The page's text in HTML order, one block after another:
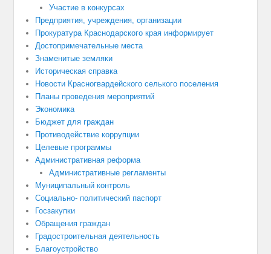
Участие в конкурсах
Предприятия, учреждения, организации
Прокуратура Краснодарского края информирует
Достопримечательные места
Знаменитые земляки
Историческая справка
Новости Красногвардейского селького поселения
Планы проведения мероприятий
Экономика
Бюджет для граждан
Противодействие коррупции
Целевые программы
Административная реформа
Административные регламенты
Муниципальный контроль
Социально- политический паспорт
Госзакупки
Обращения граждан
Градостроительная деятельность
Благоустройство